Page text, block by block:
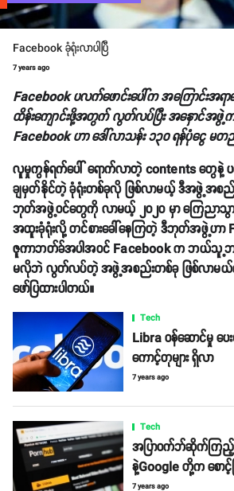
Facebook ခုံရုံးလာပါပြီ
7 years ago
Facebook ပလက်ဖောင်းပေါ်က အကြောင်းအ
ထိန်းကျောင်းဖို့အတွက် လွတ်လပ်ပြီး အနှောင်အ
Facebook ဟာ ‌ဒေါ်လာသန်း ၁၃၀ ရန်ပုံငွေ
လူမှုကွန်ရက်ပေါ် ရောက်လာတဲ့ contents တွေနဲ့
ချမှတ်နိုင်တဲ့ ခုံရုံးတစ်ခုလို ဖြစ်လာမယ့် ဒီအဖွဲ့အ
ဘုတ်အဖွဲ့ဝင်တွေကို လာမယ့် ၂၀၂၀ မှာ ကြေညာသွား
အထူးခုံရုံးလို့ တင်စားခေါ်နေကြတဲ့ ဒီဘုတ်အဖွဲ့ဟာ
ဇူကာဘတ်ခ်အပါအဝင် Facebook က ဘယ်သူ့ဘ
မလိုဘဲ လွတ်လပ်တဲ့ အဖွဲ့အစည်းတစ်ခု ဖြစ်လာမ
ဖော်ပြထားပါတယ်။
Tech
Libra ဝန်ဆောင်မှု ပ
ကောင့်တုများ ရှိလာ
7 years ago
Tech
အပြာဝက်ဘ်ဆိုက်ကြ
နဲ့Google တို့က စေ
7 years ago